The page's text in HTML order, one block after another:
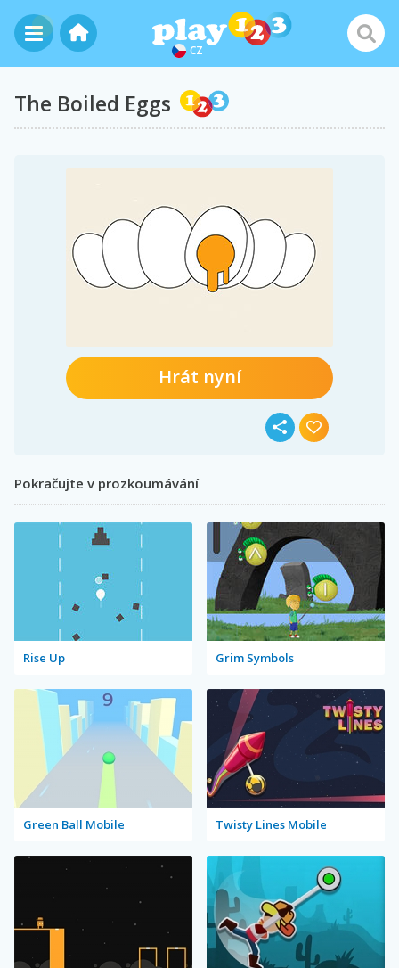
CZ
The Boiled Eggs
Hrát nyní
Pokračujte v prozkoumávání
Rise Up Grim Symbols
Green Ball Mobile Twisty Lines Mobile